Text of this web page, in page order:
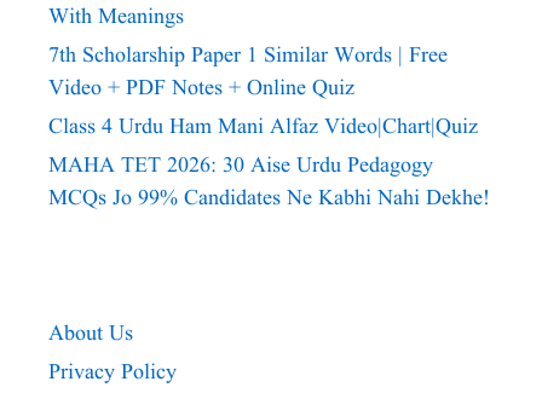
With Meanings
7th Scholarship Paper 1 Similar Words | Free
Video + PDF Notes + Online Quiz
Class 4 Urdu Ham Mani Alfaz Video|chart|quiz
MAHA TET 2026: 30 Aise Urdu Pedagogy
MCQs Jo 99% Candidates Ne Kabhi Nahi Dekhe!
About Us
Privacy Policy